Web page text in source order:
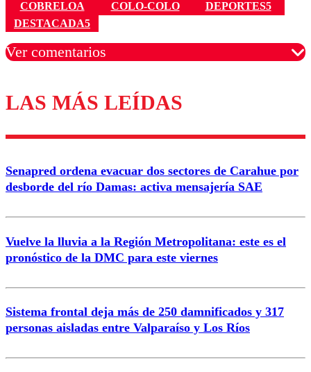
COBRELOA
COLO-COLO
DEPORTES5
DESTACADA5
Ver comentarios
Los comentarios son moderados para garantizar un
diálogo respetuoso.
Correo
Enviar comentario
LAS MÁS LEÍDAS
Senapred ordena evacuar dos sectores de Carahue por
desborde del río Damas: activa mensajería SAE
Vuelve la lluvia a la Región Metropolitana: este es el
pronóstico de la DMC para este viernes
Sistema frontal deja más de 250 damnificados y 317
personas aisladas entre Valparaíso y Los Ríos